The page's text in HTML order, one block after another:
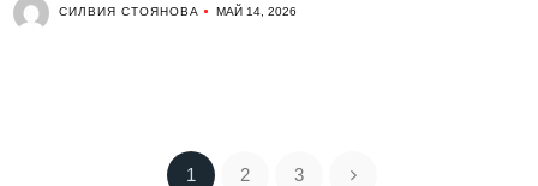
СИЛВИЯ СТОЯНОВА МАЙ 14, 2026
1 2 3